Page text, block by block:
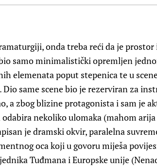
onda treba reći da je
samo minimalistički opremljen
elemenata poput stepenica te u
same scene bio je rezerviran za
a zbog blizine protagonista i sam je
nekoliko ulomaka (mahom
je dramski okvir, paralelna
oca koji u govoru miješa
Tuđmana i Europske unije